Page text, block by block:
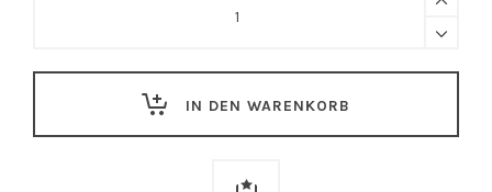
IN DEN WARENKORB